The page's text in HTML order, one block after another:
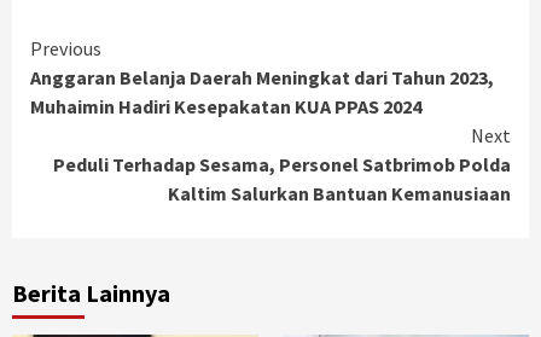
Continue
Reading
Previous
Anggaran Belanja Daerah Meningkat dari Tahun 2023,
Muhaimin Hadiri Kesepakatan KUA PPAS 2024
Next
Peduli Terhadap Sesama, Personel Satbrimob Polda
Kaltim Salurkan Bantuan Kemanusiaan
Berita Lainnya